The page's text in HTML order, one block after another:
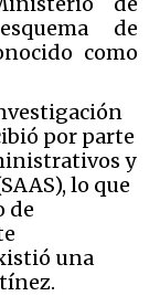
de
como
por parte
y
lo que
de
una